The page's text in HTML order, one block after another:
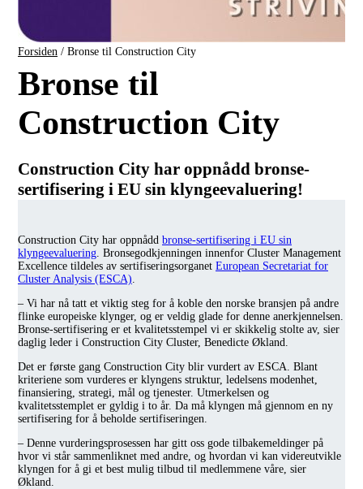
Forsiden / Bronse til Construction City
Bronse til
Construction City
Construction City har oppnådd bronse-
sertifisering i EU sin klyngeevaluering!
Construction City har oppnådd bronse-sertifisering i EU sin
klyngeevaluering. Bronsegodkjenningen innenfor Cluster Management
Excellence tildeles av sertifiseringsorganet European Secretariat for
Cluster Analysis (ESCA).
– Vi har nå tatt et viktig steg for å koble den norske bransjen på andre
flinke europeiske klynger, og er veldig glade for denne anerkjennelsen.
Bronse-sertifisering er et kvalitetsstempel vi er skikkelig stolte av, sier
daglig leder i Construction City Cluster, Benedicte Økland.
Det er første gang Construction City blir vurdert av ESCA. Blant
kriteriene som vurderes er klyngens struktur, ledelsens modenhet,
finansiering, strategi, mål og tjenester. Utmerkelsen og
kvalitetsstemplet er gyldig i to år. Da må klyngen må gjennom en ny
sertifisering for å beholde sertifiseringen.
– Denne vurderingsprosessen har gitt oss gode tilbakemeldinger på
hvor vi står sammenliknet med andre, og hvordan vi kan videreutvikle
klyngen for å gi et best mulig tilbud til medlemmene våre, sier
Økland.